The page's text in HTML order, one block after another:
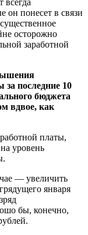
всегда
он понесет в связи
осторожно
заработной
последние 10
бюджета
вдвое, как
платы,
уровень
— увеличить
января
бы, конечно,